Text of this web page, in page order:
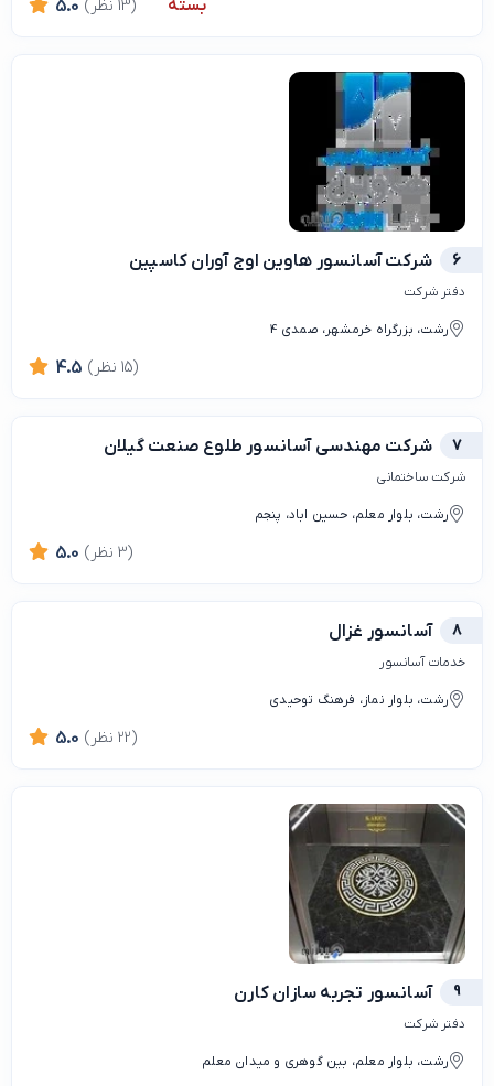
بسته 5.0 (13 نظر)
6 شرکت آسانسور هاوین اوج آوران کاسپین
دفتر شرکت
رشت، بزرگراه خرمشهر، صمدی 4
4.5 (15 نظر)
7 شرکت مهندسی آسانسور طلوع صنعت گیلان
شرکت ساختمانی
رشت، بلوار معلم، حسین اباد، پنجم
5.0 (3 نظر)
8 آسانسور غزال
خدمات آسانسور
رشت، بلوار نماز، فرهنگ توحیدی
5.0 (22 نظر)
9 آسانسور تجربه سازان کارن
دفتر شرکت
رشت، بلوار معلم، بین گوهری و میدان معلم